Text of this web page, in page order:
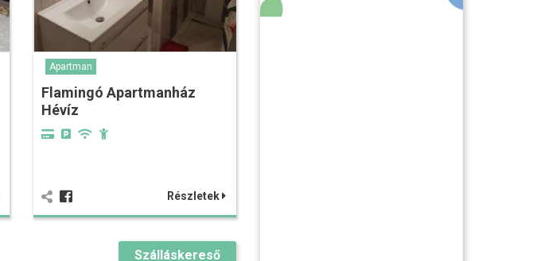
Apartman
Flamingó Apartmanház
Hévíz
Részletek
Szálláskereső